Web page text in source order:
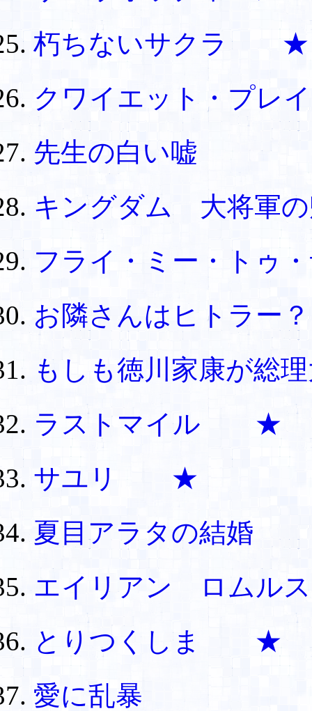
朽ちないサクラ ★
クワイエット・プ
先生の白い嘘
キングダム 大将
フライ・ミー・ト
お隣さんはヒトラ
もしも徳川家康が総
ラストマイル ★
サユリ ★
夏目アラタの結婚
エイリアン ロムルス
とりつくしま ★
愛に乱暴